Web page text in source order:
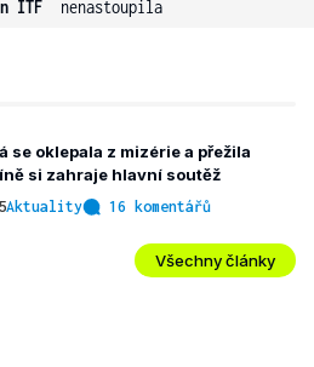
ITF nenastoupila
se oklepala z mizérie a přežila
si zahraje hlavní soutěž
Aktuality 16 komentářů
Všechny články